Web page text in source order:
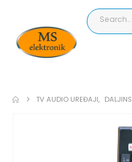
TV AUDIO UREĐAJI,